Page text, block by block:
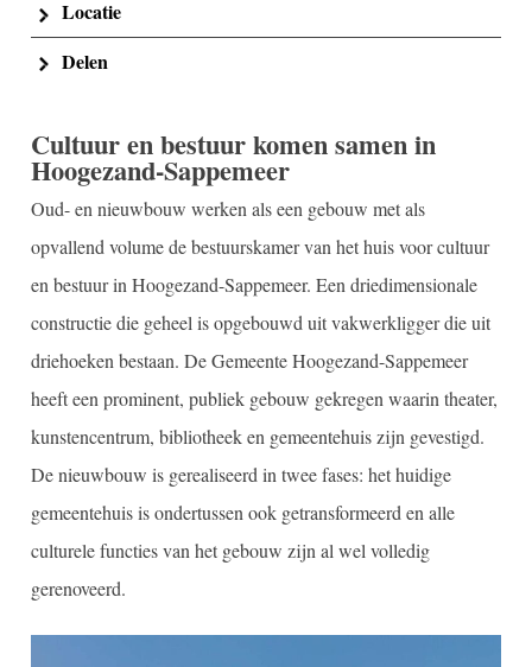
Locatie
Delen
Cultuur en bestuur komen samen in
Hoogezand-Sappemeer
Oud- en nieuwbouw werken als een gebouw met als
opvallend volume de bestuurskamer van het huis voor cultuur
en bestuur in Hoogezand-Sappemeer. Een driedimensionale
constructie die geheel is opgebouwd uit vakwerkligger die uit
driehoeken bestaan. De Gemeente Hoogezand-Sappemeer
heeft een prominent, publiek gebouw gekregen waarin theater,
kunstencentrum, bibliotheek en gemeentehuis zijn gevestigd.
De nieuwbouw is gerealiseerd in twee fases: het huidige
gemeentehuis is ondertussen ook getransformeerd en alle
culturele functies van het gebouw zijn al wel volledig
gerenoveerd.